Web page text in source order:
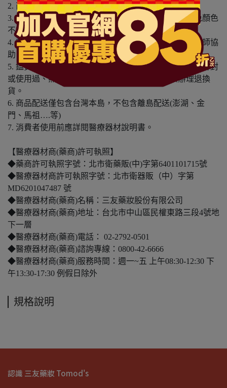
2. 商品包裝會有新舊轉換期，依實際收到商品為準。
3. 商品下訂前，建議實際試色、試用後再行購買，避免顏色
不符或肌膚不適等症狀。
4. 商品使用後若出現不適或非預期反應，請尋求專業醫師協
助。
5. 鑑賞期非試用期，本產品屬於私人消耗性產品，如已拆封
或使用過、無法恢復原狀、商品外盒損壞恕無法辦理退換
貨。
6. 商品配送僅包含台灣本島，不包含離島配送(澎湖、金
門、馬祖….等)
7. 消費者使用前應詳閱醫療器材說明書。
【醫療器材商(藥商)許可執照】
◆藥商許可執照字號：北市衛藥販(中)字第6401101715號
◆醫療器材商許可執照字號：北市衛器販（中）字第
MD6201047487 號
◆醫療器材商(藥商)名稱：三友藥妝股份有限公司
◆醫療器材商(藥商)地址：台北市中山區民權東路三段4號地
下一層
◆醫療器材商(藥商)電話： 02-2792-0501
◆醫療器材商(藥商)諮詢專線：0800-42-6666
◆醫療器材商(藥商)服務時間：週一~五 上午08:30-12:30 下
午13:30-17:30 例假日除外
規格說明
認識 三友藥妝 Tomod's